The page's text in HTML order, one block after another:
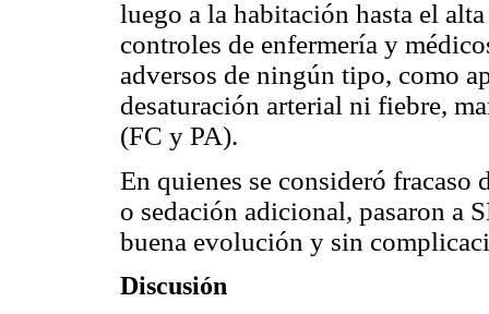
luego a la habitación hasta el
controles de enfermería y
adversos de ningún tipo, como
desaturación arterial ni fiebre,
(FC y PA).
En quienes se consideró fracaso
o sedación adicional, pasaron a
buena evolución y sin
Discusión